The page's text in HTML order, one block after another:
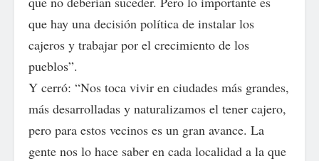
que hay una decisión política de instalar los
cajeros y trabajar por el crecimiento de los
pueblos”.
Y cerró: “Nos toca vivir en ciudades más grandes,
más desarrolladas y naturalizamos el tener cajero,
pero para estos vecinos es un gran avance. La
gente nos lo hace saber en cada localidad a la que